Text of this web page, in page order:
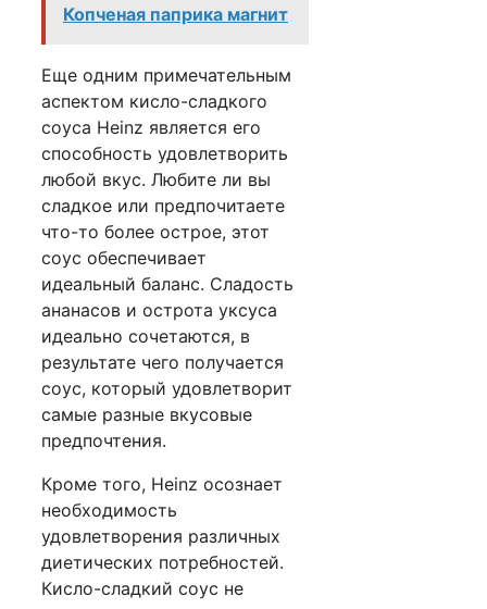
Копченая паприка магнит
Еще одним примечательным
аспектом кисло-сладкого
соуса Heinz является его
способность удовлетворить
любой вкус. Любите ли вы
сладкое или предпочитаете
что-то более острое, этот
соус обеспечивает
идеальный баланс. Сладость
ананасов и острота уксуса
идеально сочетаются, в
результате чего получается
соус, который удовлетворит
самые разные вкусовые
предпочтения.
Кроме того, Heinz осознает
необходимость
удовлетворения различных
диетических потребностей.
Кисло-сладкий соус не